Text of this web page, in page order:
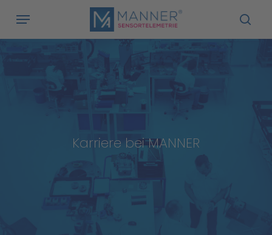
content
Menu
Karriere beiMANNER